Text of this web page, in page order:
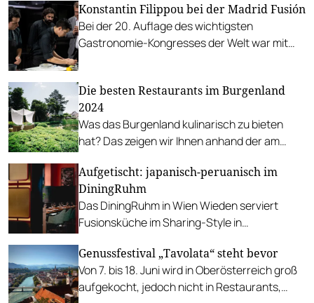
Konstantin Filippou bei der Madrid Fusión
Bei der 20. Auflage des wichtigsten
Gastronomie-Kongresses der Welt war mit
Die besten Restaurants im Burgenland
2024
Was das Burgenland kulinarisch zu bieten
hat? Das zeigen wir Ihnen anhand der am
Aufgetischt: japanisch-peruanisch im
DiningRuhm
Das DiningRuhm in Wien Wieden serviert
Fusionsküche im Sharing-Style in
Genussfestival „Tavolata“ steht bevor
Von 7. bis 18. Juni wird in Oberösterreich groß
aufgekocht, jedoch nicht in Restaurants,